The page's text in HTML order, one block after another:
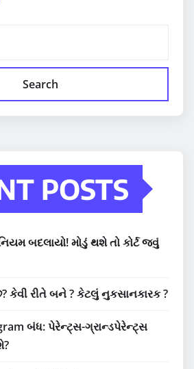
Search
POSTS
બદલાયો! મોડું થશે તો કોર્ટ જવું
કેવી રીતે બને ? કેટલું નુકસાનકારક ?
બંધ: પેરેન્ટ્સ-ગ્રાન્ડપેરેન્ટ્સ